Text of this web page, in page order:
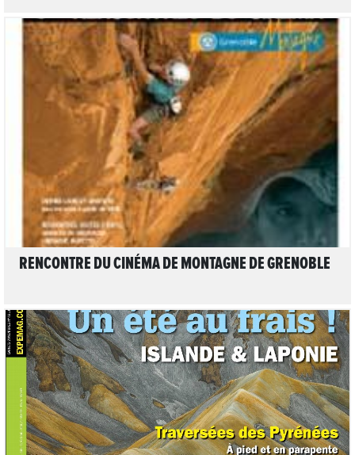
LIRE L'ARTICLE
RENCONTRE DU CINÉMA DE MONTAGNE DE GRENOBLE
LIRE L'ARTICLE